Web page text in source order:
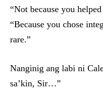
“Not because you
“Because you chose
rare.”
Nanginig ang labi ni
sa’kin, Sir…”